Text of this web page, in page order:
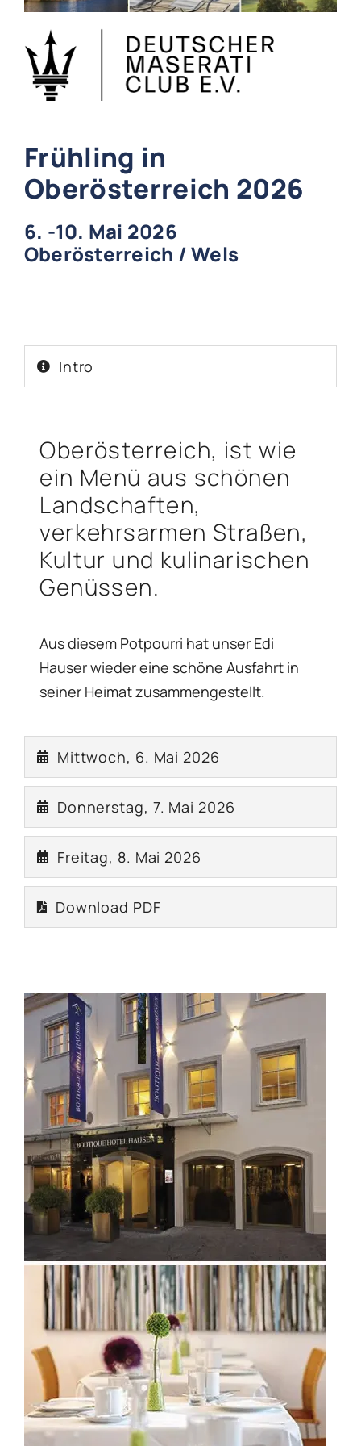
Frühling in
Oberösterreich 2026
6. -10. Mai 2026
Oberösterreich / Wels
Intro
Oberösterreich, ist wie
ein Menü aus schönen
Landschaften,
verkehrsarmen Straßen,
Kultur und kulinarischen
Genüssen.
Aus diesem Potpourri hat unser Edi
Hauser wieder eine schöne Ausfahrt in
seiner Heimat zusammengestellt.
Mittwoch, 6. Mai 2026
Donnerstag, 7. Mai 2026
Freitag, 8. Mai 2026
Download PDF